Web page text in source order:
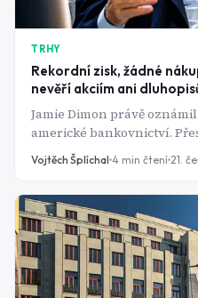
TRHY
Rekordní zisk, žádné
nevěří akciím ani
Jamie Dimon právě
americké bankovnictví.
současné ceny nekoupil
dlouhodobé dluhopisy.
Vojtěch Šplíchal 4 min čtení 21.